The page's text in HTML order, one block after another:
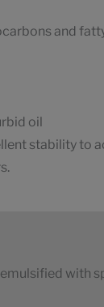
and
oil
stability to
with